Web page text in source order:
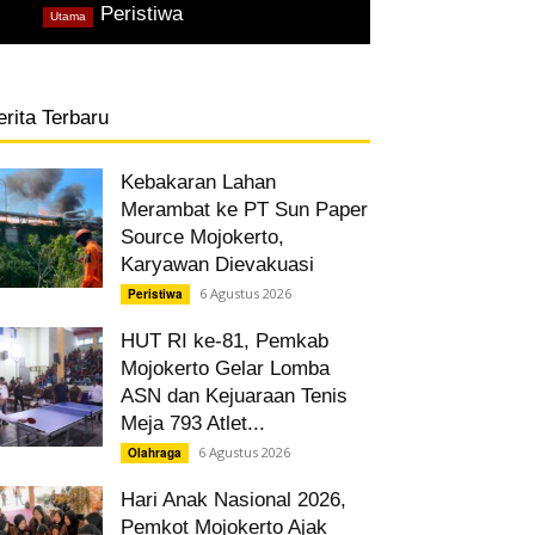
Peristiwa,
Utama
Terbaru
Kebakaran Lahan
Merambat ke PT Sun Paper
Source Mojokerto,
Karyawan Dievakuasi
Peristiwa 6 Agustus 2026
HUT RI ke-81, Pemkab
Mojokerto Gelar Lomba
ASN dan Kejuaraan Tenis
Meja 793 Atlet...
Olahraga 6 Agustus 2026
Hari Anak Nasional 2026,
Pemkot Mojokerto Ajak